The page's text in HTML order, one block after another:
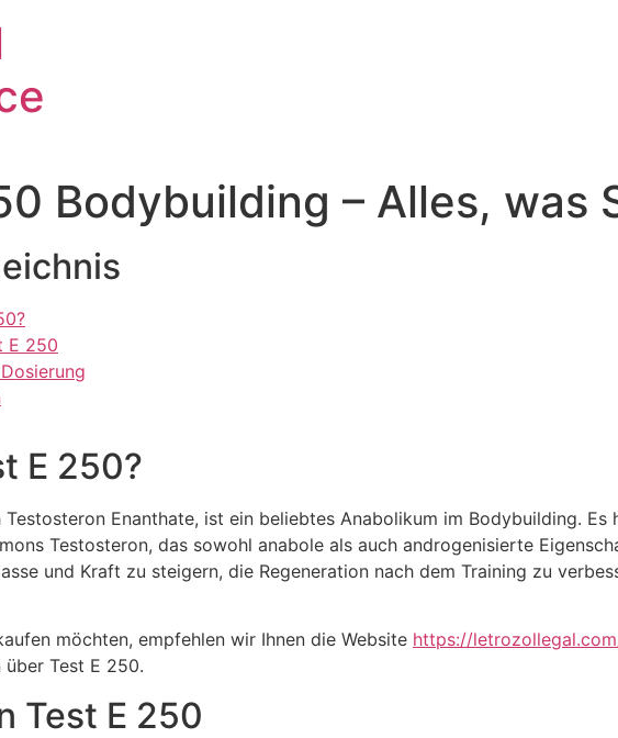
Bodybuilding – Alles, was
E 250
E 250?
Enanthate, ist ein beliebtes Anabolikum im Bodybuilding.
Testosteron, das sowohl anabole als auch androgenisierte
und Kraft zu steigern, die Regeneration nach dem Training zu
möchten, empfehlen wir Ihnen die Website https://
Test E 250.
Test E 250